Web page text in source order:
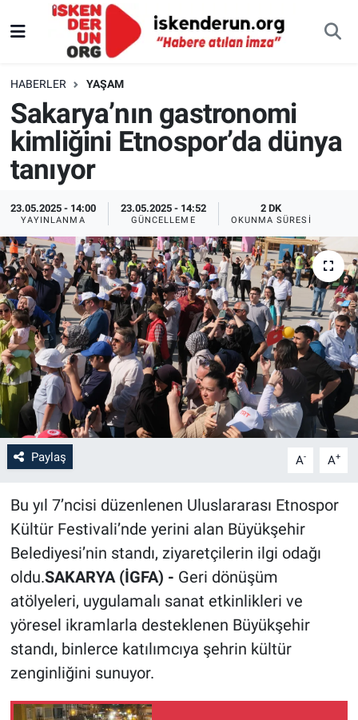
HABERLER YAŞAM
Sakarya’nın gastronomi
kimliğini Etnospor’da dünya
tanıyor
23.05.2025 - 14:00
YAYINLANMA
23.05.2025 - 14:52
GÜNCELLEME
2 DK
OKUNMA SÜRESI
Paylaş A- A+
Bu yıl 7’ncisi düzenlenen Uluslararası Etnospor
Kültür Festivali’nde yerini alan Büyükşehir
Belediyesi’nin standı, ziyaretçilerin ilgi odağı
oldu.SAKARYA (İGFA) - Geri dönüşüm
atölyeleri, uygulamalı sanat etkinlikleri ve
yöresel ikramlarla desteklenen Büyükşehir
standı, binlerce katılımcıya şehrin kültür
zenginliğini sunuyor.